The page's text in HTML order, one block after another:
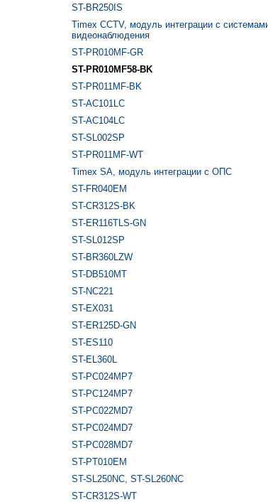
ST-BR250IS
Timex CCTV, модуль интеграции с
видеонаблюдения
ST-PR010MF-GR
ST-PR010MF58-BK
ST-PR011MF-BK
ST-AC101LC
ST-AC104LC
ST-SL002SP
ST-PR011MF-WT
Timex SA, модуль интеграции с ОПС
ST-FR040EM
ST-CR312S-BK
ST-ER116TLS-GN
ST-SL012SP
ST-BR360LZW
ST-DB510MT
ST-NC221
ST-EX031
ST-ER125D-GN
ST-ES110
ST-EL360L
ST-PC024MP7
ST-PC124MP7
ST-PC022MD7
ST-PC024MD7
ST-PC028MD7
ST-PT010EM
ST-SL250NC, ST-SL260NС
ST-CR312S-WT